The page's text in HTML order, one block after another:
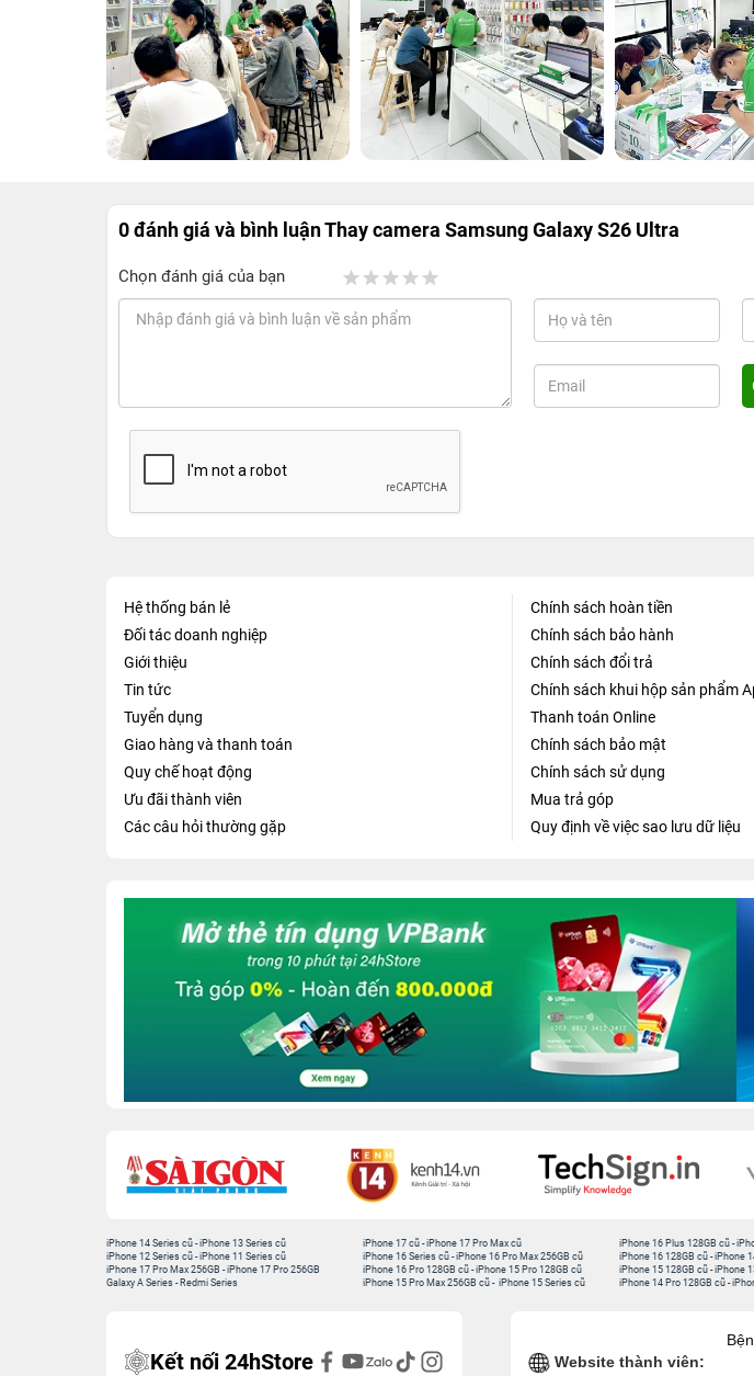
0 đánh giá và bình luậnThay camera Samsung Galaxy S26 Ultra
Chọn đánh giá của bạn
Hệ thống bán lẻ
Đối tác doanh nghiệp
Giới thiệu
Tin tức
Tuyển dụng
Giao hàng và thanh toán
Quy chế hoạt động
Ưu đãi thành viên
Các câu hỏi thường gặp
Chính sách hoàn tiền
Chính sách bảo hành
Chính sách đổi trả
Chính sách khui hộp sản phẩm
Thanh toán Online
Chính sách bảo mật
Chính sách sử dụng
Mua trả góp
Quy định về việc sao lưu dữ liệu
iPhone 14 Series cũ -iPhone 13 Series cũ
iPhone 12 Series cũ -iPhone 11 Series cũ
iPhone 17 Pro Max 256GB -iPhone 17 Pro 256GB
Galaxy A Series - Redmi Series
iPhone 17 cũ -iPhone 17 Pro Max cũ
iPhone 16 Series cũ - iPhone 16 Pro Max 256GB cũ
iPhone 16 Pro 128GB cũ -iPhone 15 Pro 128GB cũ
iPhone 15 Pro Max 256GB cũ - iPhone 15 Series cũ
iPhone 16 Plus 128GB cũ -
iPhone 16 128GB cũ -iPhone
iPhone 15 128GB cũ -iPhone
iPhone 14 Pro 128GB cũ -
Kết nối 24hStore Website thành viên: